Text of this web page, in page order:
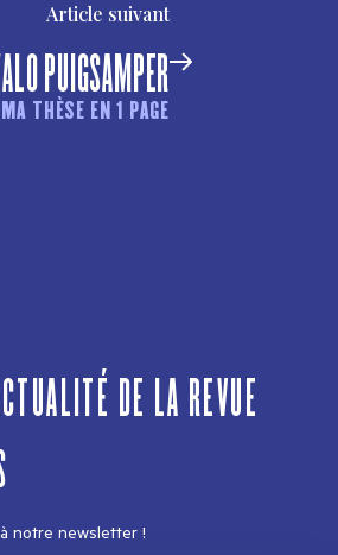
Article suivant
PUIGSAMPER
MA THÈSE EN 1 PAGE
DE LA REVUE
notre newsletter !